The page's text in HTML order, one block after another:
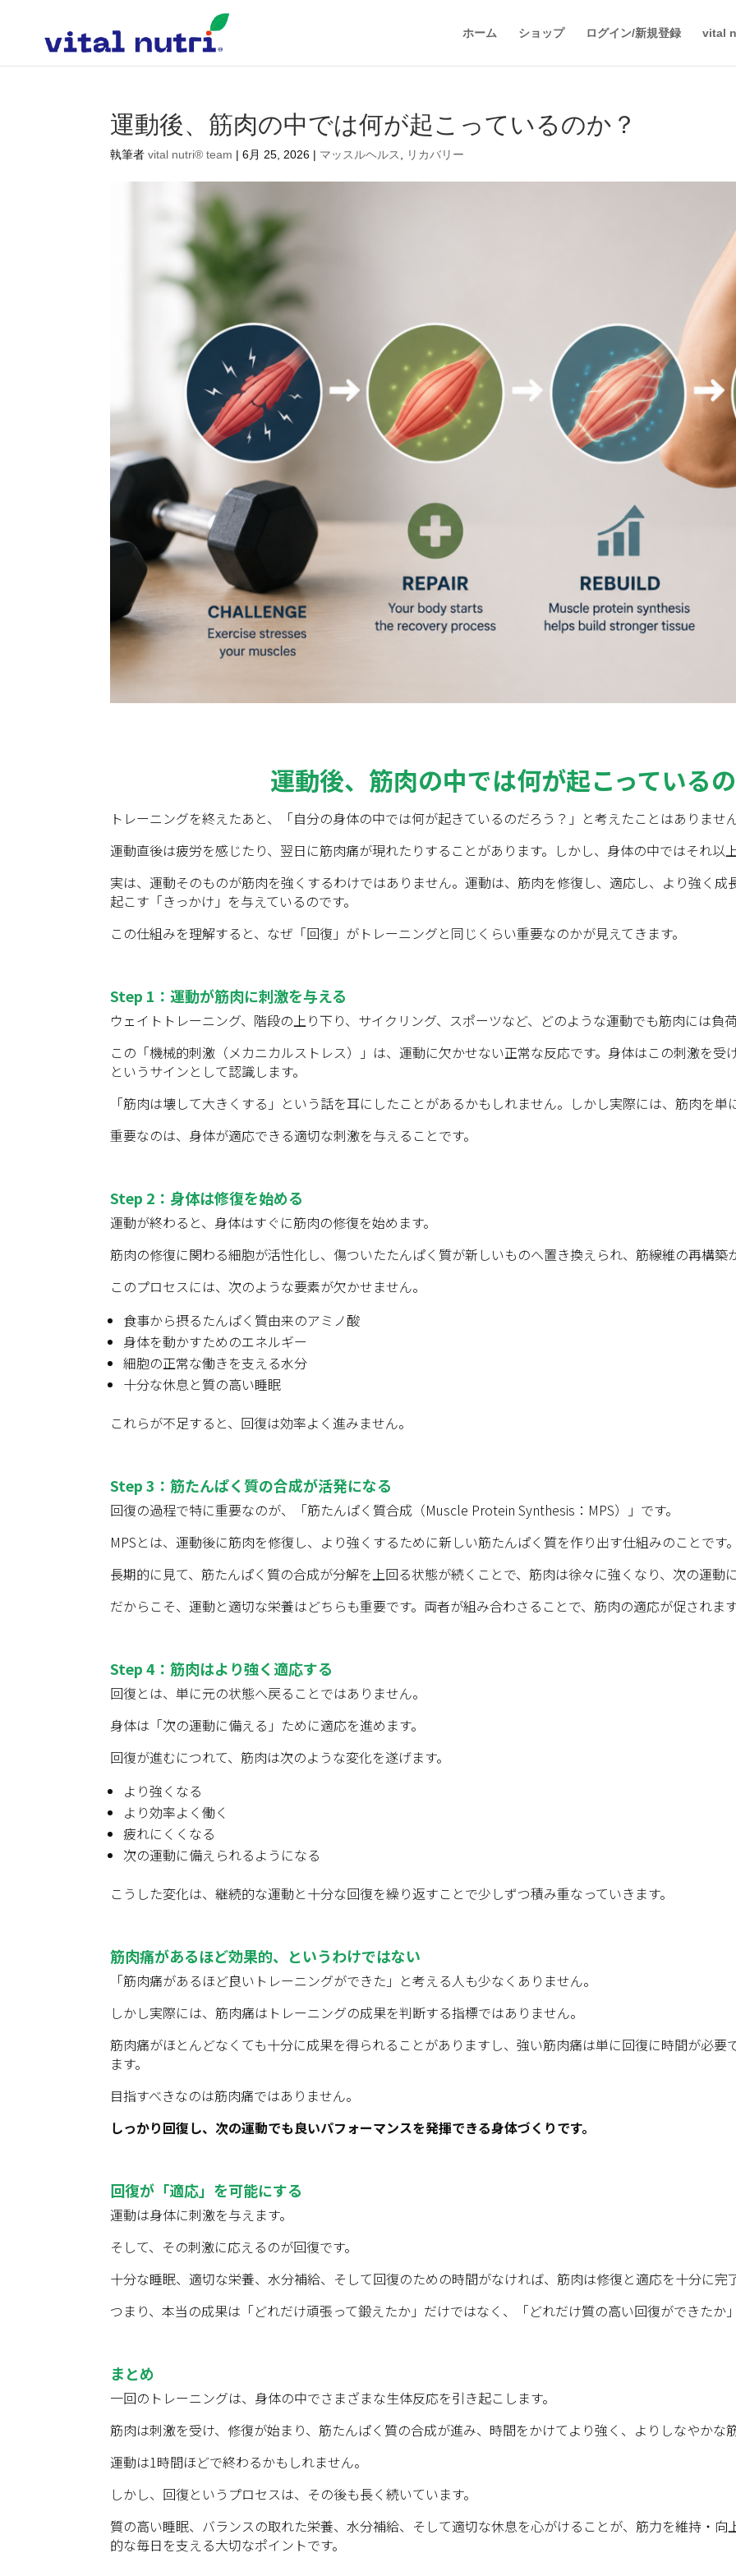
ホーム ショップ ログイン/新規登録 vital
運動後、筋肉の中では何が起こっているのか？
執筆者vital nutri® team |6月 25, 2026 | マッスルヘルス リカバリー
運動後、筋肉の中では何が起こっている
トレーニングを終えたあと、「自分の身体の中では何が起きているのだろう？」と考えたことはありませ
運動直後は疲労を感じたり、翌日に筋肉痛が現れたりすることがあります。しかし、身体の中ではそれ以
実は、運動そのものが筋肉を強くするわけではありません。運動は、筋肉を修復し、適応し、より強く成
起こす「きっかけ」を与えているのです。
この仕組みを理解すると、なぜ「回復」がトレーニングと同じくらい重要なのかが見えてきます。
Step 1 ：運動が筋肉に刺激を与える
ウェイトトレーニング、階段の上り下り、サイクリング、スポーツなど、どのような運動でも筋肉には負荷
この「機械的刺激（メカニカルストレス）」は、運動に欠かせない正常な反応です。身体はこの刺激を受
というサインとして認識します。
「筋肉は壊して大きくする」という話を耳にしたことがあるかもしれません。しかし実際には、筋肉を単
重要なのは、身体が適応できる適切な刺激を与えることです。
Step 2 ：身体は修復を始める
運動が終わると、身体はすぐに筋肉の修復を始めます。
筋肉の修復に関わる細胞が活性化し、傷ついたたんぱく質が新しいものへ置き換えられ、筋線維の再構築
このプロセスには、次のような要素が欠かせません。
食事から摂るたんぱく質由来のアミノ酸
身体を動かすためのエネルギー
細胞の正常な働きを支える水分
十分な休息と質の高い睡眠
これらが不足すると、回復は効率よく進みません。
Step 3 ：筋たんぱく質の合成が活発になる
回復の過程で特に重要なのが、「筋たんぱく質合成（Muscle Protein Synthesis：MPS）」です。
MPSとは、運動後に筋肉を修復し、より強くするために新しい筋たんぱく質を作り出す仕組みのことです。
長期的に見て、筋たんぱく質の合成が分解を上回る状態が続くことで、筋肉は徐々に強くなり、次の運動
だからこそ、運動と適切な栄養はどちらも重要です。両者が組み合わさることで、筋肉の適応が促されます
Step 4 ：筋肉はより強く適応する
回復とは、単に元の状態へ戻ることではありません。
身体は「次の運動に備える」ために適応を進めます。
回復が進むにつれて、筋肉は次のような変化を遂げます。
より強くなる
より効率よく働く
疲れにくくなる
次の運動に備えられるようになる
こうした変化は、継続的な運動と十分な回復を繰り返すことで少しずつ積み重なっていきます。
筋肉痛があるほど効果的、というわけではない
「筋肉痛があるほど良いトレーニングができた」と考える人も少なくありません。
しかし実際には、筋肉痛はトレーニングの成果を判断する指標ではありません。
筋肉痛がほとんどなくても十分に成果を得られることがありますし、強い筋肉痛は単に回復に時間が必要
ます。
目指すべきなのは筋肉痛ではありません。
しっかり回復し、次の運動でも良いパフォーマンスを発揮できる身体づくりです。
回復が「適応」を可能にする
運動は身体に刺激を与えます。
そして、その刺激に応えるのが回復です。
十分な睡眠、適切な栄養、水分補給、そして回復のための時間がなければ、筋肉は修復と適応を十分に完
つまり、本当の成果は「どれだけ頑張って鍛えたか」だけではなく、「どれだけ質の高い回復ができたか
まとめ
一回のトレーニングは、身体の中でさまざまな生体反応を引き起こします。
筋肉は刺激を受け、修復が始まり、筋たんぱく質の合成が進み、時間をかけてより強く、よりしなやかな
運動は1時間ほどで終わるかもしれません。
しかし、回復というプロセスは、その後も長く続いています。
質の高い睡眠、バランスの取れた栄養、水分補給、そして適切な休息を心がけることが、筋力を維持・向
的な毎日を支える大切なポイントです。